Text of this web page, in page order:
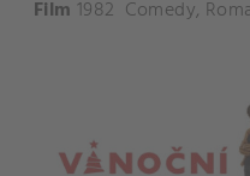
Film 1982 Comedy,